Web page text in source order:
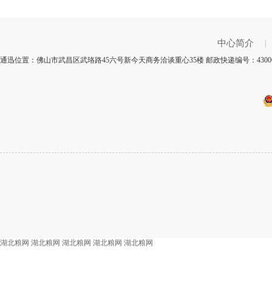
中心简介
通迅位置：佛山市武昌区武珞路45六号新今天商务洽谈重心35楼 邮政快递编号：
湖北粮网 湖北粮网 湖北粮网 湖北粮网 湖北粮网